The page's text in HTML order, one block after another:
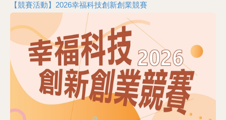
【競賽活動】2026幸福科技創新創業競賽